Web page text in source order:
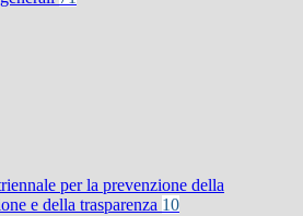
per la prevenzione della
e della trasparenza 10